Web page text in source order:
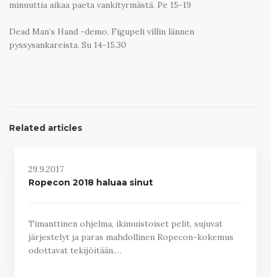
minuuttia aikaa paeta vankityrmästä. Pe 15-19
Dead Man’s Hand -demo. Figupeli villin lännen
pyssysankareista. Su 14-15.30
Related articles
29.9.2017
Ropecon 2018 haluaa sinut
Timanttinen ohjelma, ikimuistoiset pelit, sujuvat
järjestelyt ja paras mahdollinen Ropecon-kokemus
odottavat tekijöitään.…